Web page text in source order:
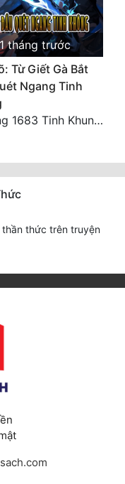
tháng trước
Từ Giết Gà Bắt
Ngang Tinh
Chương 1683 Tinh Khung Võ Thánh (Hết)
thức trên truyện